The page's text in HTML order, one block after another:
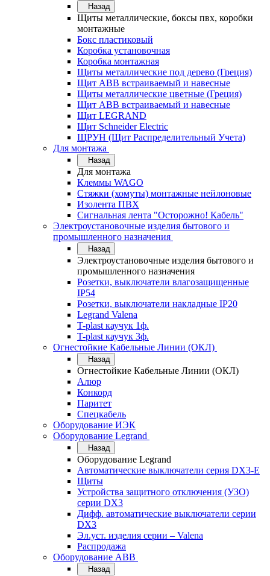
Назад
Щиты металлические, боксы пвх, коробки
монтажные
Бокс пластиковый
Коробка установочная
Коробка монтажная
Щиты металлические под дерево (Греция)
Щит ABB встраиваемый и навесные
Щиты металлические цветные (Греция)
Щит ABB встраиваемый и навесные
Щит LEGRAND
Щит Schneider Electric
ЩРУН (Щит Распределительный Учета)
Для монтажа
Назад
Для монтажа
Клеммы WAGO
Стяжки (хомуты) монтажные нейлоновые
Изолента ПВХ
Сигнальная лента "Осторожно! Кабель"
Электроустановочные изделия бытового и
промышленного назначения
Назад
Электроустановочные изделия бытового и
промышленного назначения
Розетки, выключатели влагозащищенные
IP54
Розетки, выключатели накладные IP20
Legrand Valena
T-plast каучук 1ф.
T-plast каучук 3ф.
Огнестойкие Кабельные Линии (ОКЛ)
Назад
Огнестойкие Кабельные Линии (ОКЛ)
Алюр
Конкорд
Паритет
Спецкабель
Оборудование ИЭК
Оборудование Legrand
Назад
Оборудование Legrand
Автоматические выключатели серия DX3-E
Щиты
Устройства защитного отключения (УЗО)
серии DX3
Дифф. автоматические выключатели серии
DX3
Эл.уст. изделия серии – Valena
Распродажа
Оборудование АВВ
Назад